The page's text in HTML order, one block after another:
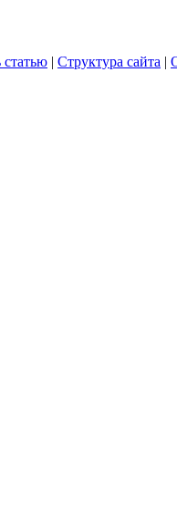
статью | Структура сайта |